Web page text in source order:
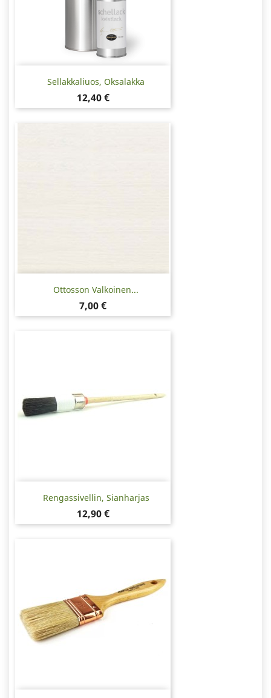
Sellakkaliuos, Oksalakka
Hinta
12,40 €
Ottosson Valkoinen...
Hinta
7,00 €
Rengassivellin, Sianharjas
Hinta
12,90 €